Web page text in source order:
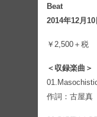
Beat
2014年12月
￥2,500＋税
＜収録楽曲＞
作詞：古屋